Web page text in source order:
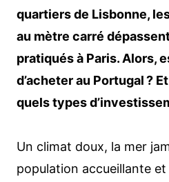
quartiers de Lisbonne,
au mètre carré
pratiqués à Paris. Alors,
d’acheter au Portugal ?
quels types
Un climat doux, la mer
population accueillante